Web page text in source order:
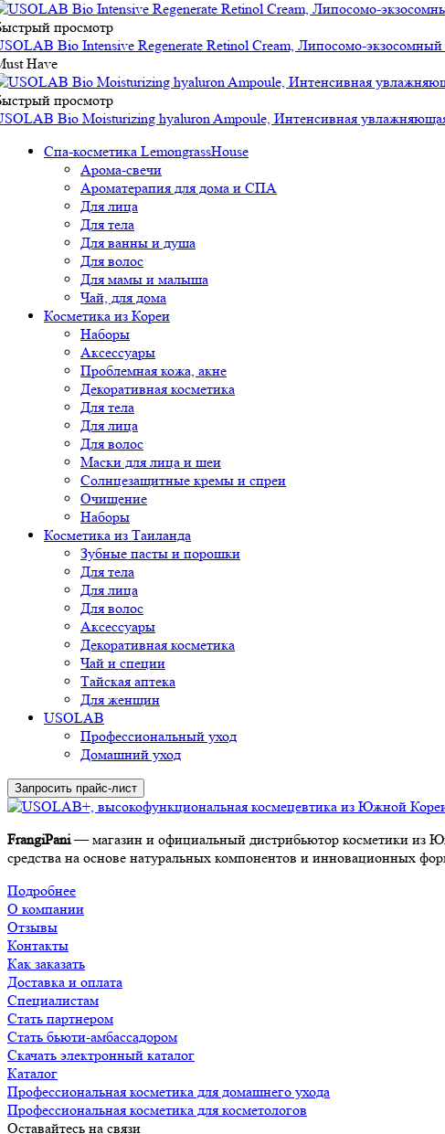
просмотр
Bio Intensive Regenerate Retinol Cream, Липосомо-
Have
просмотр
Bio Moisturizing hyaluron Ampoule, Интенсивная
Спа-косметика LemongrassHouse
Арома-свечи
Ароматерапия для дома и СПА
Для лица
Для тела
Для ванны и душа
Для волос
Для мамы и малыша
Чай, для дома
Косметика из Кореи
Наборы
Аксессуары
Проблемная кожа, акне
Декоративная косметика
Для тела
Для лица
Для волос
Маски для лица и шеи
Солнцезащитные кремы и спреи
Очищение
Наборы
Косметика из Таиланда
Зубные пасты и порошки
Для тела
Для лица
Для волос
Аксессуары
Декоративная косметика
Чай и специи
Тайская аптека
Для женщин
USOLAB
Профессиональный уход
Домашний уход
Запросить прайс-лист
FrangiPani— магазин и официальный дистрибьютор косметики из
средства на основе натуральных компонентов и инновационных
Подробнее
О компании
Отзывы
Контакты
Как заказать
Доставка и оплата
Специалистам
Стать партнером
Стать бьюти-амбассадором
Скачать электронный каталог
Каталог
Профессиональная косметика для домашнего ухода
Профессиональная косметика для косметологов
Оставайтесь на связи